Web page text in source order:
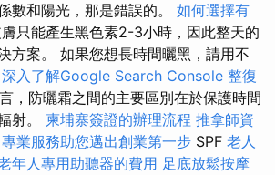
數和陽光，那是錯誤的。 如何選擇有
只能產生黑色素2-3小時，因此整天的
方案。 如果您想長時間曬黑，請用不
深入了解Google Search Console 整復
，防曬霜之間的主要區別在於保護時間
射。 柬埔寨簽證的辦理流程 推拿師資
業服務助您邁出創業第一步 SPF 老人
年人專用助聽器的費用 足底放鬆按摩